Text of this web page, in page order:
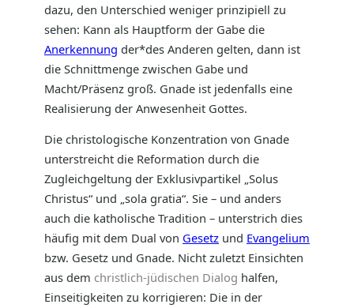
dazu, den Unterschied weniger prinzipiell zu
sehen: Kann als Hauptform der Gabe die
Anerkennung der*des Anderen gelten, dann ist
die Schnittmenge zwischen Gabe und
Macht/Präsenz groß. Gnade ist jedenfalls eine
Realisierung der Anwesenheit Gottes.
Die christologische Konzentration von Gnade
unterstreicht die Reformation durch die
Zugleichgeltung der Exklusivpartikel „Solus
Christus“ und „sola gratia“. Sie – und anders
auch die katholische Tradition – unterstrich dies
häufig mit dem Dual von Gesetz und Evangelium
bzw. Gesetz und Gnade. Nicht zuletzt Einsichten
aus dem christlich-jüdischen Dialog halfen,
Einseitigkeiten zu korrigieren: Die in der